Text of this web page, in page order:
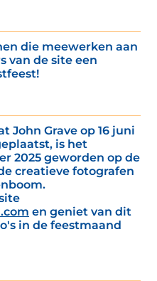
die meewerken aan
van de site een
John Grave op 16 juni
is het
2025 geworden op de
creatieve fotografen
en geniet van dit
in de feestmaand